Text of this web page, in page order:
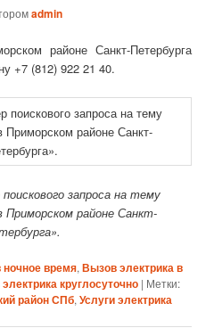
admin
районе Санкт-Петербурга
+7 (812) 922 21 40.
запроса на тему
Приморском районе Санкт-
ночное время,Вызов электрика в
круглосуточно | Метки:
район СПб,Услуги электрика